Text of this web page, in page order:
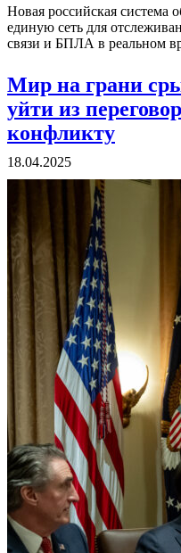
Новая российская система
единую сеть для
связи и БПЛА в реальном
Мир на грани
уйти из
конфликту
18.04.2025